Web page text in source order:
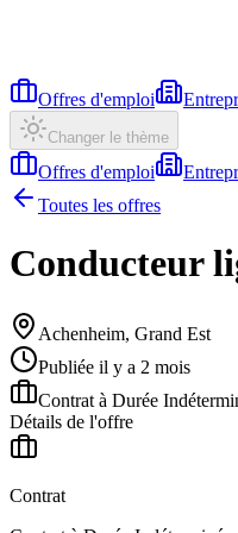
Offres d'emploi
Changer le thème
Offres d'emploi
Toutes les offres
Conducteur
Achenheim, Grand Est
Publiée il y a 2 mois
Contrat à Durée
Détails de l'offre
Contrat